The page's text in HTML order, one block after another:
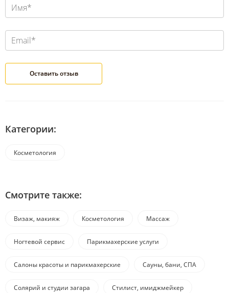
Категории:
Косметология
Смотрите также:
Визаж, макияж Косметология Массаж
Ногтевой сервис Парикмахерские услуги
Салоны красоты и парикмахерские Сауны, бани, СПА
Солярий и студии загара Стилист, имиджмейкер